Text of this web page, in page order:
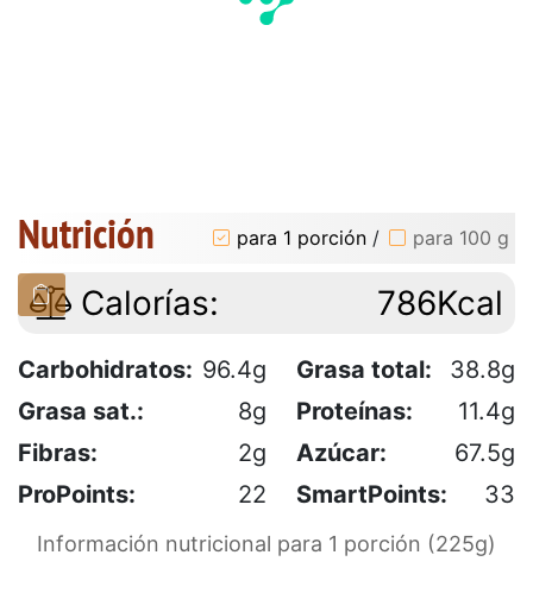
Nutrición para 1 porción / para 100 g
Calorías: 786Kcal
Carbohidratos: 96.4g Grasa total:
38.8g
Grasa sat.:
8g Proteínas:
11.4g
Fibras:
2g Azúcar:
67.5g
ProPoints:
22 SmartPoints: 33
Información nutricional para 1 porción (225g)